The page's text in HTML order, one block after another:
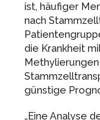
ist, häufiger
nach
die Krankheit
günstige
„Eine Analyse